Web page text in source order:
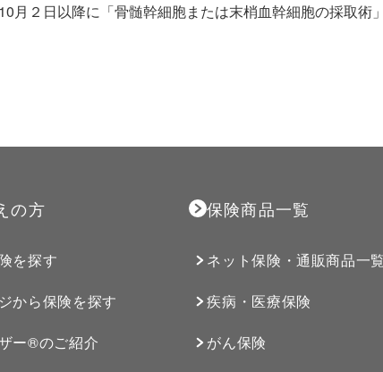
10月２日以降に「骨髄幹細胞または末梢血幹細胞の採取術
の方
を探す
から保険を探す
ー®のご紹介
保険商品一覧
ネット保険・通販商品一覧
疾病・医療保険
がん保険